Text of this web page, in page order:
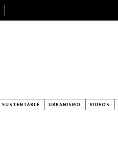
SUSTENTABLE URBANISMO VIDEOS